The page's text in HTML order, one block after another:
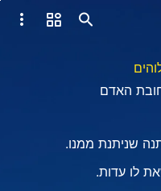
האדם
שניתנת ממנו.
לו עדות.